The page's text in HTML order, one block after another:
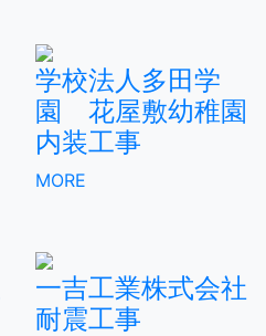
学校法人多田学
園 花屋敷幼稚園
内装工事
MORE
一吉工業株式会社
耐震工事